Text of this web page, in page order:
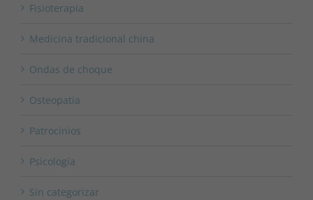
Fisioterapia
Medicina tradicional china
Ondas de choque
Osteopatia
Patrocinios
Psicología
Sin categorizar